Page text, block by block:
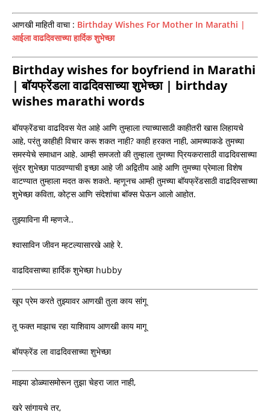
आणखी माहिती वाचा : Birthday Wishes For Mother In Marathi |
आईला वाढदिवसाच्या हार्दिक शुभेच्छा
Birthday wishes for boyfriend in Marathi
| बॉयफ्रेंडला वाढदिवसाच्या शुभेच्छा | birthday
wishes marathi words
बॉयफ्रेंडचा वाढदिवस येत आहे आणि तुम्हाला त्याच्यासाठी काहीतरी खास लिहायचे
आहे, परंतु काहीही विचार करू शकत नाही? काही हरकत नाही, आमच्याकडे तुमच्या
समस्येचे समाधान आहे. आम्‍ही समजतो की तुम्‍हाला तुमच्‍या प्रियकरासाठी वाढदिवसाच्या
सुंदर शुभेच्छा पाठवण्‍याची इच्छा आहे जी अद्वितीय आहे आणि तुमच्‍या प्रेमाला विशेष
वाटण्‍यात तुम्‍हाला मदत करू शकते. म्हणूनच आम्ही तुमच्या बॉयफ्रेंडसाठी वाढदिवसाच्या
शुभेच्छा कविता, कोट्स आणि संदेशांचा बॉक्स घेऊन आलो आहोत.
तुझ्याविना मी म्हणजे..
श्वासाविन जीवन म्हटल्यासारखे आहे रे.
वाढदिवसाच्या हार्दिक शुभेच्छा hubby
खूप प्रेम करते तुझ्यावर आणखी तुला काय सांगू
तू फक्त माझाच रहा याशिवाय आणखी काय मागू
बॉयफ्रेंड ला वाढदिवसाच्या शुभेच्छा
माझ्या डोळ्यासमोरून तुझा चेहरा जात नाही,
खरे सांगायचे तर,